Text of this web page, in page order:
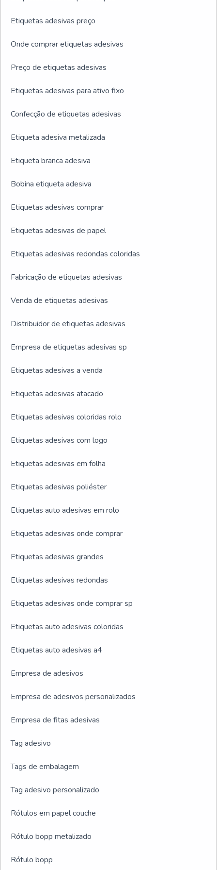
empresa inovadora e comprometida com seus serviços,
qualidade onde são realizadas as atividades e logística
somados a um time multidisciplinar de consultores
entrega de excelência de ponta a ponta.
Etiquetas adesivas preço
Onde comprar etiquetas adesivas
Preço de etiquetas adesivas
Etiquetas adesivas para ativo fixo
Confecção de etiquetas adesivas
Etiqueta adesiva metalizada
Etiqueta branca adesiva
Bobina etiqueta adesiva
Etiquetas adesivas comprar
Etiquetas adesivas de papel
Etiquetas adesivas redondas coloridas
Fabricação de etiquetas adesivas
Venda de etiquetas adesivas
Distribuidor de etiquetas adesivas
Empresa de etiquetas adesivas sp
Etiquetas adesivas a venda
Etiquetas adesivas atacado
Etiquetas adesivas coloridas rolo
Etiquetas adesivas com logo
Etiquetas adesivas em folha
Etiquetas adesivas poliéster
Etiquetas auto adesivas em rolo
Etiquetas adesivas onde comprar
Etiquetas adesivas grandes
Etiquetas adesivas redondas
Etiquetas adesivas onde comprar sp
Etiquetas auto adesivas coloridas
Etiquetas auto adesivas a4
Empresa de adesivos
Empresa de adesivos personalizados
Empresa de fitas adesivas
Tag adesivo
Tags de embalagem
Tag adesivo personalizado
Rótulos em papel couche
Rótulo bopp metalizado
Rótulo bopp